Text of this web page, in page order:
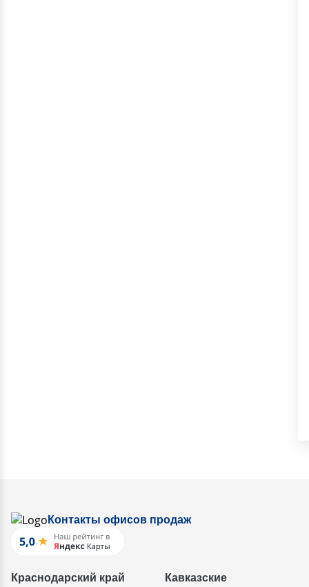
Контакты офисов продаж
Краснодарский край
Кавказские